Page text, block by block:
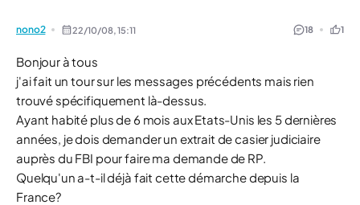
nono2 22/10/08,15:11 18 1
Bonjour à tous
j'ai fait un tour sur les messages précédents mais rien
trouvé spécifiquement là-dessus.
Ayant habité plus de 6 mois aux Etats-Unis les 5 dernières
années, je dois demander un extrait de casier judiciaire
auprès du FBI pour faire ma demande de RP.
Quelqu'un a-t-il déjà fait cette démarche depuis la
France?